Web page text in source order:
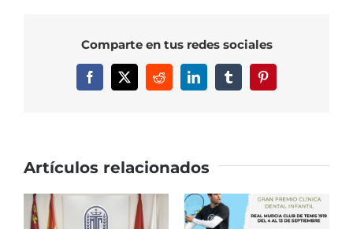
Comparte en tus redes sociales
Facebook
X RedditLinkedInTumblrPinterest
Artículos relacionados